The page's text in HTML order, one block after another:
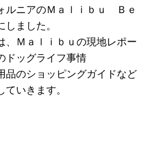
ルニアのＭａｌｉｂｕ Ｂｅ
ました。
、Ｍａｌｉｂｕの現地レポー
ドッグライフ事情
品のショッピングガイドなど
いきます。